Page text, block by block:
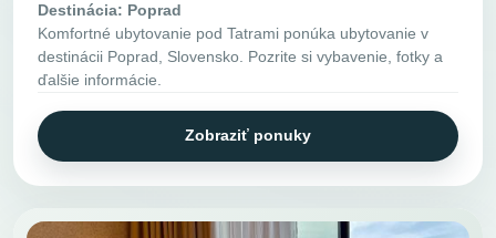
Destinácia: Poprad
Komfortné ubytovanie pod Tatrami ponúka ubytovanie v
destinácii Poprad, Slovensko. Pozrite si vybavenie, fotky a
ďalšie informácie.
Zobraziť ponuky